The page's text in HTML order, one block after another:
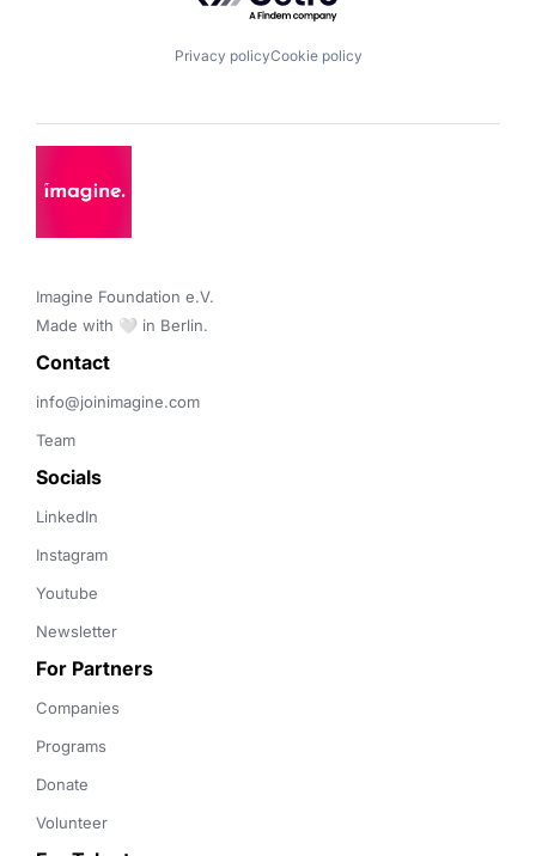
Privacy policyCookie policy
Imagine Foundation e.V.
Made with 🤍 in Berlin.
Contact
info@joinimagine.com
Team
Socials
LinkedIn
Instagram
Youtube
Newsletter
For Partners
Companies
Programs
Donate
Volunteer